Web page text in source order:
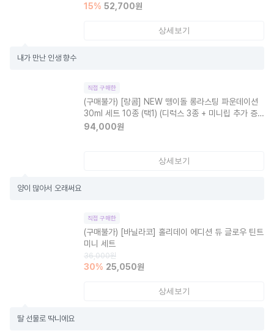
15% 52,700원
상세보기
내가 만난 인생 향수
직접 구매한
(구매불가) [랑콤] NEW 뗑이돌 롱라스팅 파운데이션
30ml 세트 10종 (택1) (디럭스 3종 + 미니립 추가 증
정)
94,000원
상세보기
양이 많아서 오래써요
직접 구매한
(구매불가) [바닐라코] 홀리데이 에디션 듀 글로우 틴트
미니 세트
36,000원
30% 25,050원
상세보기
딸 선물로 딱니에요